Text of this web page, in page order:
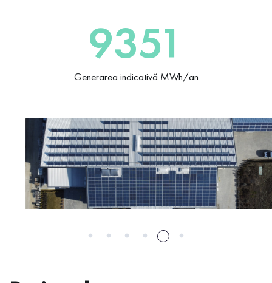
9360
Generarea indicativă MWh/an